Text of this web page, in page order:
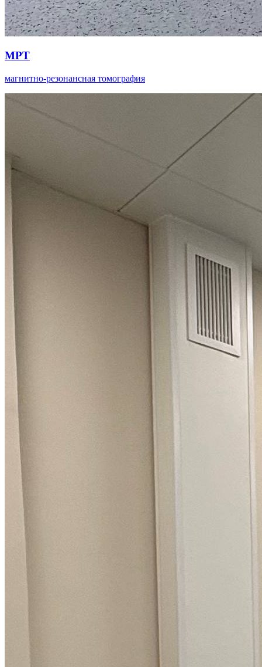
МРТ
магнитно-резонансная томография